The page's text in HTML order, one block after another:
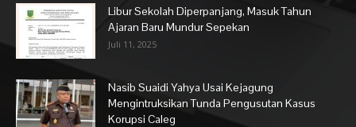
Libur Sekolah Diperpanjang, Masuk Tahun
Ajaran Baru Mundur Sepekan
Juli 11, 2025
Nasib Suaidi Yahya Usai Kejagung
Mengintruksikan Tunda Pengusutan Kasus
Korupsi Caleg